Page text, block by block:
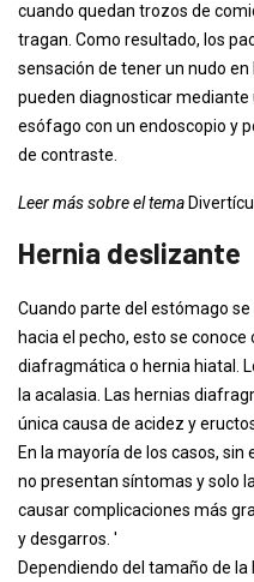
cuando quedan trozos de
tragan. Como resultado, los
sensación de tener un nudo
pueden diagnosticar mediante
esófago con un endoscopio y
de contraste.
Leer más sobre el tema
Hernia deslizante
Cuando parte del estómago
hacia el pecho, esto se
diafragmática o hernia hiatal.
la acalasia. Las hernias
única causa de acidez y
En la mayoría de los casos,
no presentan síntomas y solo
causar complicaciones más
y desgarros. '
Dependiendo del tamaño de